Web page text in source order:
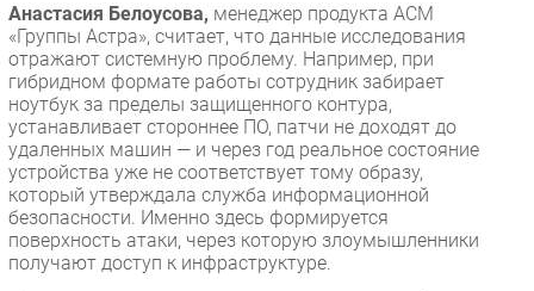
Анастасия Белоусова, менеджер продукта ACM
«Группы Астра», считает, что данные исследования
отражают системную проблему. Например, при
гибридном формате работы сотрудник забирает
ноутбук за пределы защищенного контура,
устанавливает стороннее ПО, патчи не доходят до
удаленных машин — и через год реальное состояние
устройства уже не соответствует тому образу,
который утверждала служба информационной
безопасности. Именно здесь формируется
поверхность атаки, через которую злоумышленники
получают доступ к инфраструктуре.